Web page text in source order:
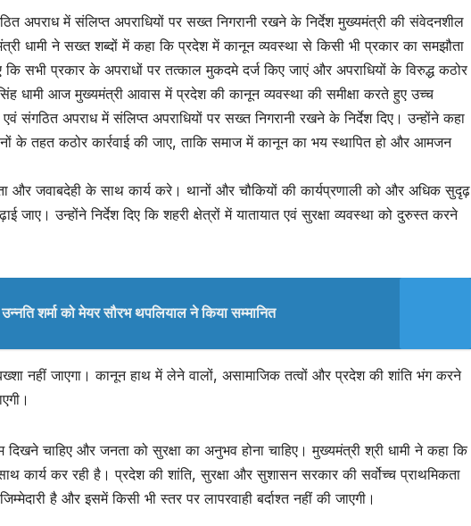
अपराध में संलिप्त अपराधियों पर सख्त निगरानी रखने के निर्देश मुख्यमंत्री की संवेदनशील
धामी ने सख्त शब्दों में कहा कि प्रदेश में कानून व्यवस्था से किसी भी प्रकार का समझौता
कि सभी प्रकार के अपराधों पर तत्काल मुकदमे दर्ज किए जाएं और अपराधियों के विरुद्ध कठोर
सिंह धामी आज मुख्यमंत्री आवास में प्रदेश की कानून व्यवस्था की समीक्षा करते हुए उच्च
अपराध में संलिप्त अपराधियों पर सख्त निगरानी रखने के निर्देश दिए। उन्होंने कहा
के तहत कठोर कार्रवाई की जाए, ताकि समाज में कानून का भय स्थापित हो और आमजन
और जवाबदेही के साथ कार्य करे। थानों और चौकियों की कार्यप्रणाली को और अधिक सुदृढ़
जाए। उन्होंने निर्देश दिए कि शहरी क्षेत्रों में यातायात एवं सुरक्षा व्यवस्था को दुरुस्त करने
शर्मा को मेयर सौरभ थपलियाल ने किया सम्मानित
नहीं जाएगा। कानून हाथ में लेने वालों, असामाजिक तत्वों और प्रदेश की शांति भंग करने
दिखने चाहिए और जनता को सुरक्षा का अनुभव होना चाहिए। मुख्यमंत्री श्री धामी ने कहा कि
कार्य कर रही है। प्रदेश की शांति, सुरक्षा और सुशासन सरकार की सर्वोच्च प्राथमिकता
है और इसमें किसी भी स्तर पर लापरवाही बर्दाश्त नहीं की जाएगी।